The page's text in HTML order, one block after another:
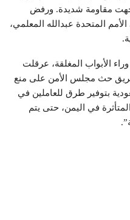
مقاومة شديدة. ورفض
المتحدة عبدالله المعلمي،
الأبواب المغلقة، عرقلت
طريق حث مجلس الأمن على منع
بتوفير طرق للعاملين في
في اليمن، حتى يتم